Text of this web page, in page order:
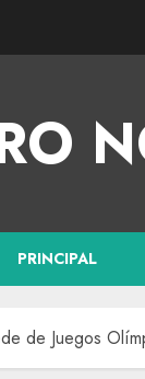
PRINCIPAL
de Juegos